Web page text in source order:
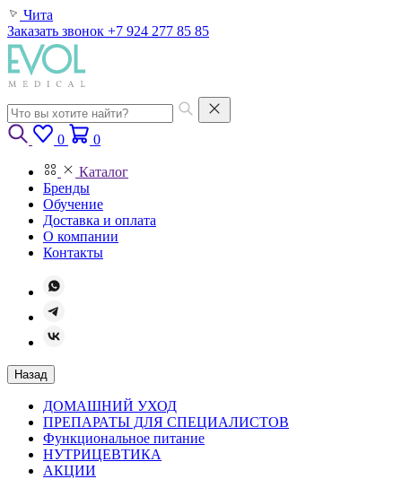
Чита
Заказать звонок +7 924 277 85 85
0 0
Каталог
Бренды
Обучение
Доставка и оплата
О компании
Контакты
Назад
ДОМАШНИЙ УХОД
ПРЕПАРАТЫ ДЛЯ СПЕЦИАЛИСТОВ
Функциональное питание
НУТРИЦЕВТИКА
АКЦИИ